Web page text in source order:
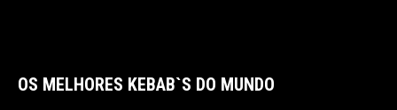
OS MELHORES KEBAB`S DO MUNDO